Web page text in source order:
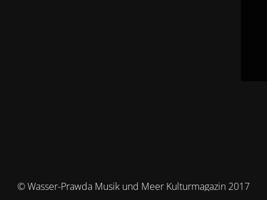
© Wasser-Prawda Musik und Meer Kulturmagazin 2017